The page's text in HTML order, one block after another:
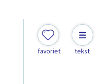
favoriet tekst